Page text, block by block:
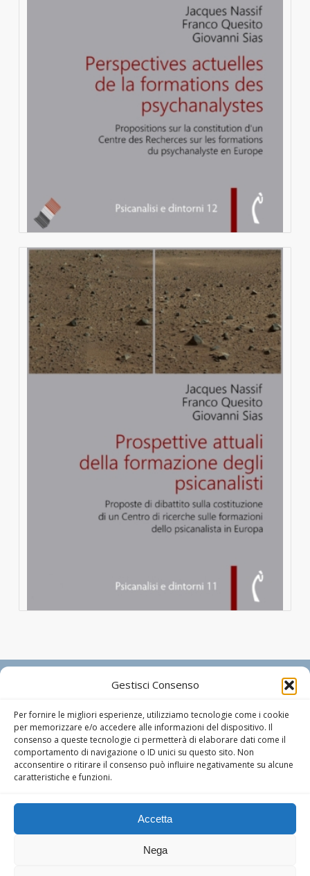
Gestisci Consenso
Per fornire le migliori esperienze, utilizziamo tecnologie come i cookie
per memorizzare e/o accedere alle informazioni del dispositivo. Il
consenso a queste tecnologie ci permetterà di elaborare dati come il
comportamento di navigazione o ID unici su questo sito. Non
acconsentire o ritirare il consenso può influire negativamente su alcune
caratteristiche e funzioni.
Accetta
Nega
POLIMNIA DIGITAL EDITIONS
Via Campo Marzio n. 34 – 33077 Sacile (PN) Tel : +39
0434.73.44.72 – P.IVA 01755350939
Designer editoriale:Marcello Manghi
Informativa Privacy
Cookie Policy
Dichiarazione di non responsabilità